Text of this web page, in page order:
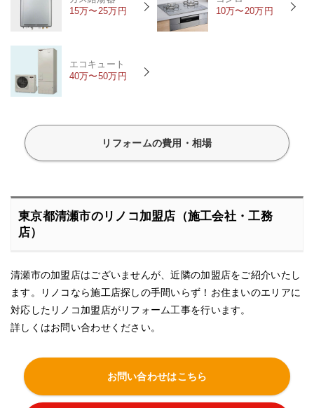
15万〜25万円
10万〜20万円
エコキュート
40万〜50万円
リフォームの費用・相場
東京都清瀬市のリノコ加盟店（施工会社・工務
店）
清瀬市の加盟店はございませんが、近隣の加盟店をご紹介いたし
ます。リノコなら施工店探しの手間いらず！お住まいのエリアに
対応したリノコ加盟店がリフォーム工事を行います。
詳しくはお問い合わせください。
お問い合わせはこちら